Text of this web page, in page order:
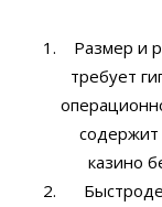
Размер и
требует
содержит
казино